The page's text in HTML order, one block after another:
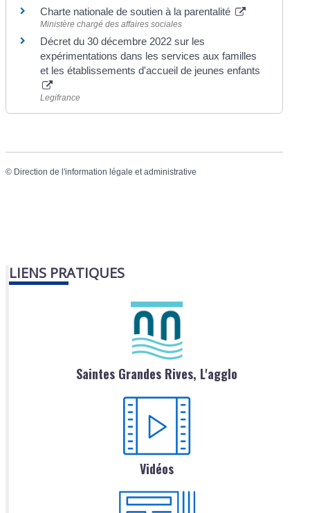
Charte nationale de soutien à la parentalité
Ministère chargé des affaires sociales
Décret du 30 décembre 2022 sur les
expérimentations dans les services aux familles
et les établissements d'accueil de jeunes enfants
Legifrance
© Direction de l'information légale et administrative
LIENS PRATIQUES
Saintes Grandes Rives, L'agglo
Vidéos